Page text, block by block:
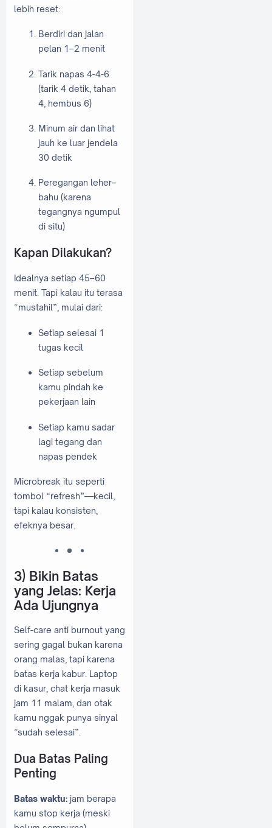
lebih reset:
Berdiri dan jalan
pelan 1–2 menit
Tarik napas 4-4-6
(tarik 4 detik, tahan
4, hembus 6)
Minum air dan lihat
jauh ke luar jendela
30 detik
Peregangan leher–
bahu (karena
tegangnya ngumpul
di situ)
Kapan Dilakukan?
Idealnya setiap 45–60
menit. Tapi kalau itu terasa
“mustahil”, mulai dari:
Setiap selesai 1
tugas kecil
Setiap sebelum
kamu pindah ke
pekerjaan lain
Setiap kamu sadar
lagi tegang dan
napas pendek
Microbreak itu seperti
tombol “refresh”—kecil,
tapi kalau konsisten,
efeknya besar.
3) Bikin Batas
yang Jelas: Kerja
Ada Ujungnya
Self-care anti burnout yang
sering gagal bukan karena
orang malas, tapi karena
batas kerja kabur. Laptop
di kasur, chat kerja masuk
jam 11 malam, dan otak
kamu nggak punya sinyal
“sudah selesai”.
Dua Batas Paling
Penting
Batas waktu: jam berapa
kamu stop kerja (meski